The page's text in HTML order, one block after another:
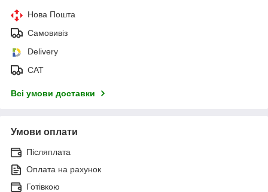
Нова Пошта
Самовивіз
Delivery
САТ
Всі умови доставки
Умови оплати
Післяплата
Оплата на рахунок
Готівкою